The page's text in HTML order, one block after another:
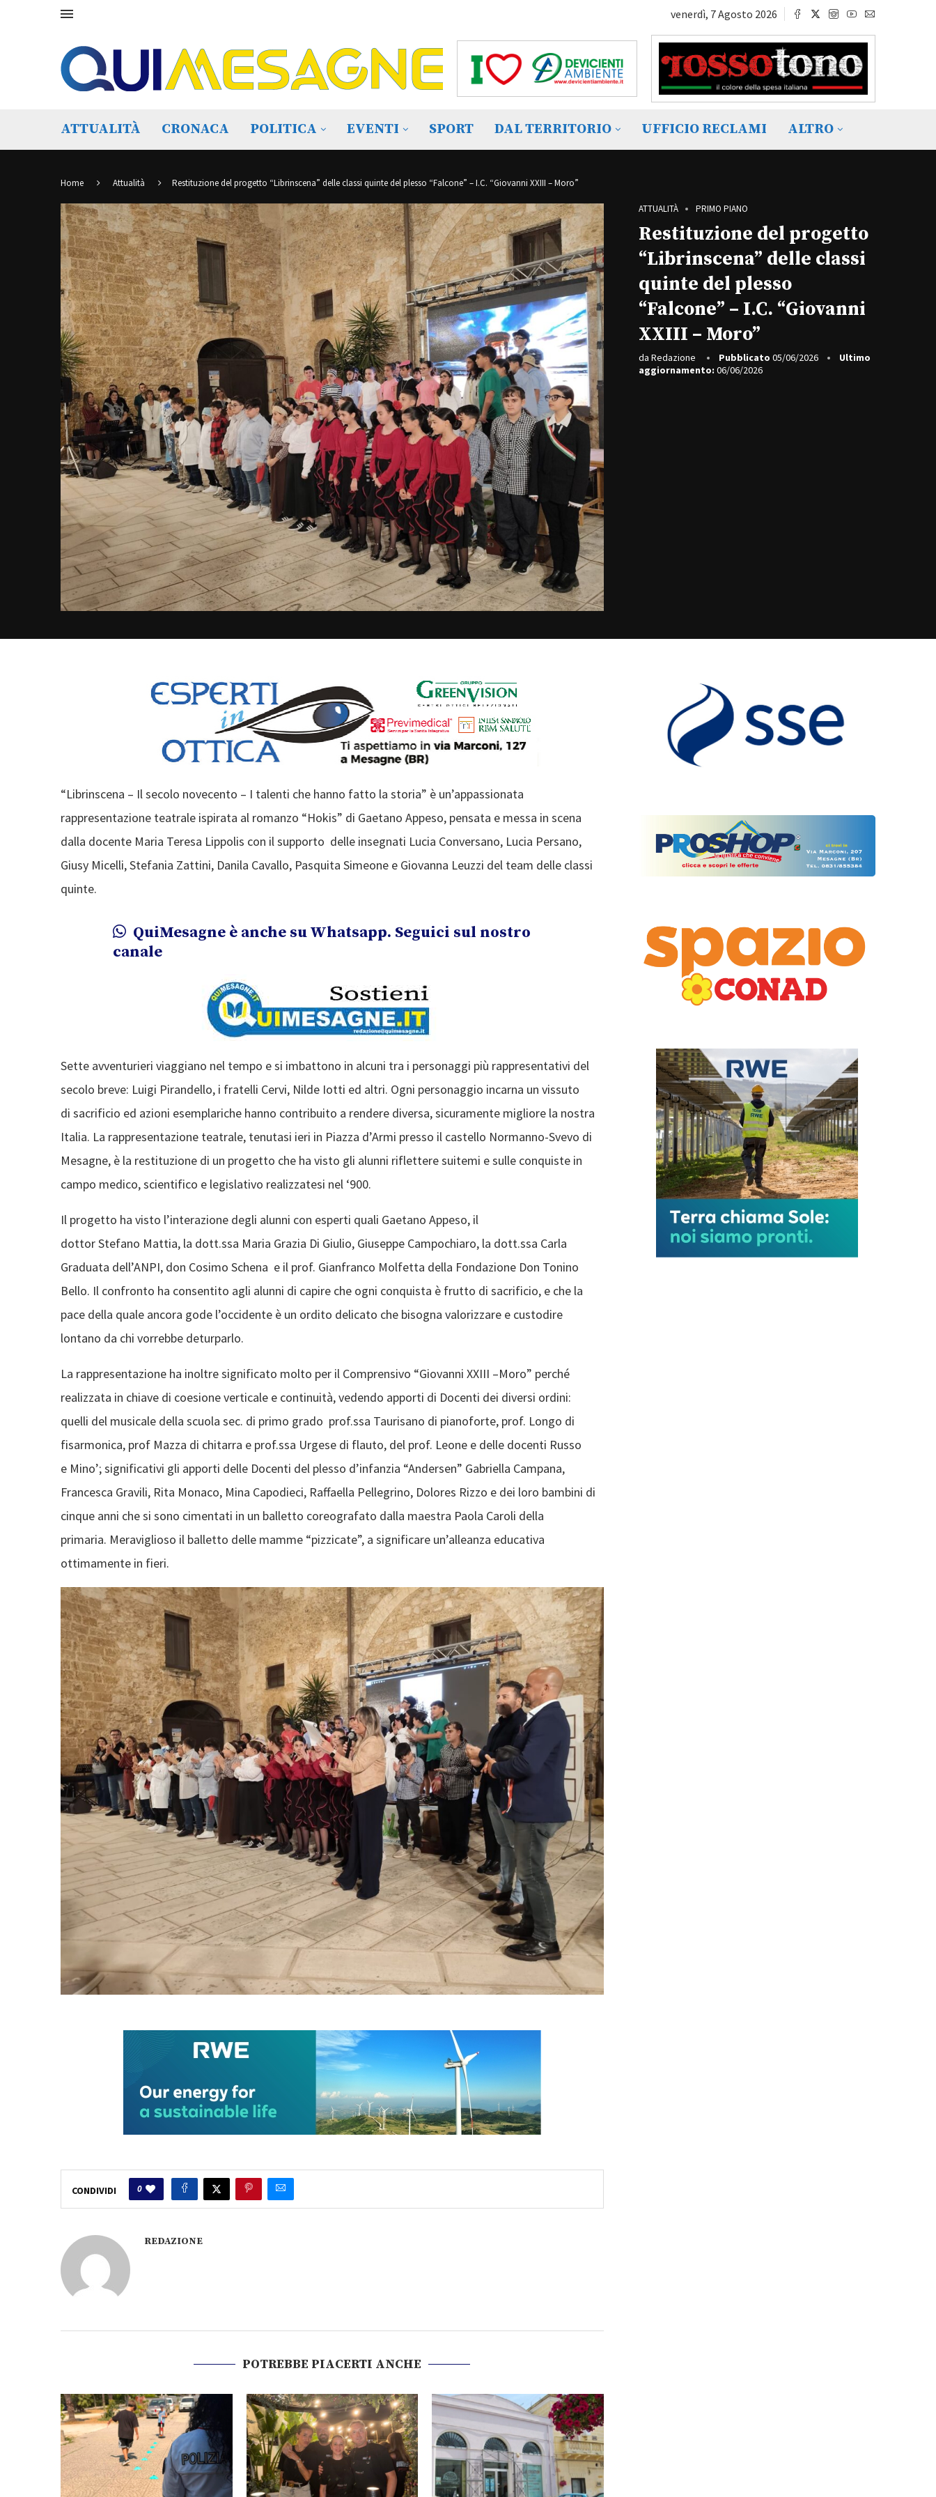
venerdì, 7 Agosto 2026
ATTUALITÀ CRONACA POLITICA EVENTI SPORT DAL TERRITORIO UFFICIO RECLAMI ALTRO
Home Attualità Restituzione del progetto “Librinscena” delle classi quinte del plesso “Falcone” – I.C. “Giovanni XXIII – Moro”
ATTUALITÀ PRIMO PIANO
Restituzione del progetto
“Librinscena” delle classi
quinte del plesso
“Falcone” – I.C. “Giovanni
XXIII – Moro”
da Redazione Pubblicato 05/06/2026
Ultimo
aggiornamento: 06/06/2026
“Librinscena – Il secolo novecento – I talenti che hanno fatto la storia” è un’appassionata
rappresentazione teatrale ispirata al romanzo “Hokis” di Gaetano Appeso, pensata e messa in scena
dalla docente Maria Teresa Lippolis con il supporto delle insegnati Lucia Conversano, Lucia Persano,
Giusy Micelli, Stefania Zattini, Danila Cavallo, Pasquita Simeone e Giovanna Leuzzi del team delle classi
quinte.
QuiMesagne è anche su Whatsapp. Seguici sul nostro
canale
Sette avventurieri viaggiano nel tempo e si imbattono in alcuni tra i personaggi più rappresentativi del
secolo breve: Luigi Pirandello, i fratelli Cervi, Nilde Iotti ed altri. Ogni personaggio incarna un vissuto
di sacrificio ed azioni esemplariche hanno contribuito a rendere diversa, sicuramente migliore la nostra
Italia. La rappresentazione teatrale, tenutasi ieri in Piazza d’Armi presso il castello Normanno-Svevo di
Mesagne, è la restituzione di un progetto che ha visto gli alunni riflettere suitemi e sulle conquiste in
campo medico, scientifico e legislativo realizzatesi nel ‘900.
Il progetto ha visto l’interazione degli alunni con esperti quali Gaetano Appeso, il
dottor Stefano Mattia, la dott.ssa Maria Grazia Di Giulio, Giuseppe Campochiaro, la dott.ssa Carla
Graduata dell’ANPI, don Cosimo Schena e il prof. Gianfranco Molfetta della Fondazione Don Tonino
Bello. Il confronto ha consentito agli alunni di capire che ogni conquista è frutto di sacrificio, e che la
pace della quale ancora gode l’occidente è un ordito delicato che bisogna valorizzare e custodire
lontano da chi vorrebbe deturparlo.
La rappresentazione ha inoltre significato molto per il Comprensivo “Giovanni XXIII –Moro” perché
realizzata in chiave di coesione verticale e continuità, vedendo apporti di Docenti dei diversi ordini:
quelli del musicale della scuola sec. di primo grado prof.ssa Taurisano di pianoforte, prof. Longo di
fisarmonica, prof Mazza di chitarra e prof.ssa Urgese di flauto, del prof. Leone e delle docenti Russo
e Mino’; significativi gli apporti delle Docenti del plesso d’infanzia “Andersen” Gabriella Campana,
Francesca Gravili, Rita Monaco, Mina Capodieci, Raffaella Pellegrino, Dolores Rizzo e dei loro bambini di
cinque anni che si sono cimentati in un balletto coreografato dalla maestra Paola Caroli della
primaria. Meraviglioso il balletto delle mamme “pizzicate”, a significare un’alleanza educativa
ottimamente in fieri.
0